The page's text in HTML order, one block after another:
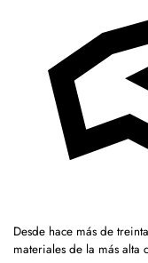
Desde hace más de
materiales de la más alta